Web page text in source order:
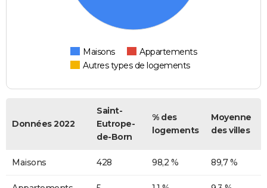
Maisons
Appartements
Autres types de logements
Données 2022
Saint-
Eutrope-
de-Born
% des
logements
Moyenne
des villes
Maisons 428 98,2 % 89,7 %